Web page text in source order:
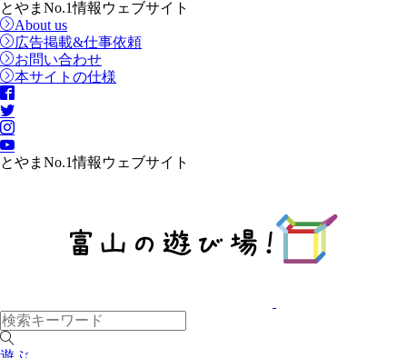
とやまNo.1情報ウェブサイト
About us
広告掲載&仕事依頼
お問い合わせ
本サイトの仕様
とやまNo.1情報ウェブサイト